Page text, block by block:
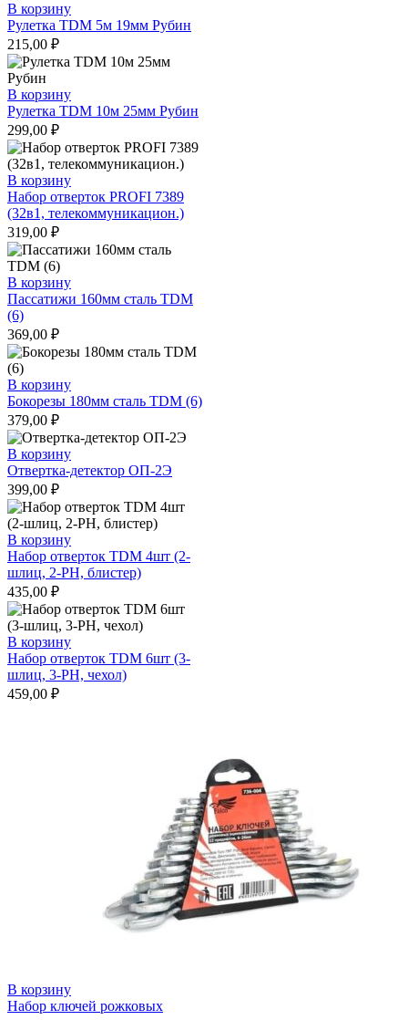
В корзину
Рулетка TDM 5м 19мм Рубин
215,00 ₽
В корзину
Рулетка TDM 10м 25мм Рубин
299,00 ₽
В корзину
Набор отверток PROFI 7389
(32в1, телекоммуникацион.)
319,00 ₽
В корзину
Пассатижи 160мм сталь TDM
(6)
369,00 ₽
В корзину
Бокорезы 180мм сталь TDM (6)
379,00 ₽
В корзину
Отвертка-детектор ОП-2Э
399,00 ₽
В корзину
Набор отверток TDM 4шт (2-
шлиц, 2-РН, блистер)
435,00 ₽
В корзину
Набор отверток TDM 6шт (3-
шлиц, 3-РН, чехол)
459,00 ₽
В корзину
Набор ключей рожковых